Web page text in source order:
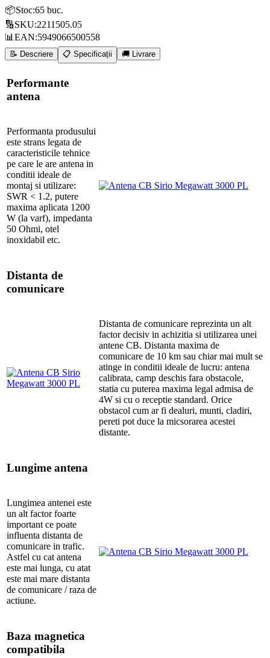
📦Stoc:65 buc.
🔢SKU:2211505.05
📊 EAN:5949066500558
📝 Descriere 📋 Specificații 🚚 Livrare
Performante
antena
Performanta produsului
este strans legata de
caracteristicile tehnice
pe care le are antena in
conditii ideale de
montaj si utilizare:
SWR < 1.2, putere
maxima aplicata 1200
W (la varf), impedanta
50 Ohmi, otel
inoxidabil etc.
Distanta de
comunicare
Distanta de comunicare reprezinta un alt
factor decisiv in achizitia si utilizarea unei
antene CB. Distanta maxima de
comunicare de 10 km sau chiar mai mult se
atinge in conditii ideale de lucru: antena
calibrata, camp deschis fara obstacole,
statia cu puterea maxima legal admisa de
4W si cu o receptie standard. Orice
obstacol cum ar fi dealuri, munti, cladiri,
pereti pot duce la micsorarea acestei
distante.
Lungime antena
Lungimea antenei este
un alt factor foarte
important ce poate
influenta distanta de
comunicare in trafic.
Astfel cu cat antena
este mai lunga, cu atat
este mai mare distanta
de comunicare / raza de
actiune.
Baza magnetica
compatibila